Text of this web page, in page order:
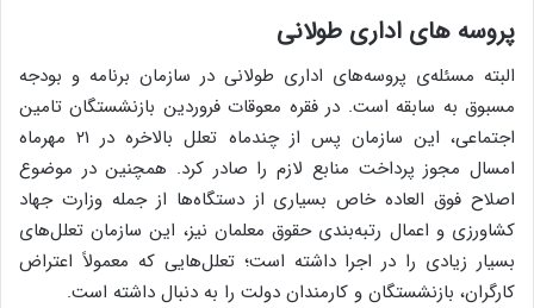
پروسه های اداری طولانی
البته مسئله‌ی پروسه‌های اداری طولانی در سازمان برنامه و بودجه
مسبوق به سابقه است. در فقره معوقات فروردین بازنشستگان تامین
اجتماعی، این سازمان پس از چندماه تعلل بالاخره در ۲۱ مهرماه
امسال مجوز پرداخت منابع لازم را صادر کرد. همچنین در موضوع
اصلاح فوق العاده خاص بسیاری از دستگاه‌ها از جمله وزارت جهاد
کشاورزی و اعمال رتبه‌بندی حقوق معلمان نیز، این سازمان تعلل‌های
بسیار زیادی را در اجرا داشته است؛ تعلل‌هایی که معمولاً اعتراض
کارگران، بازنشستگان و کارمندان دولت را به دنبال داشته است.